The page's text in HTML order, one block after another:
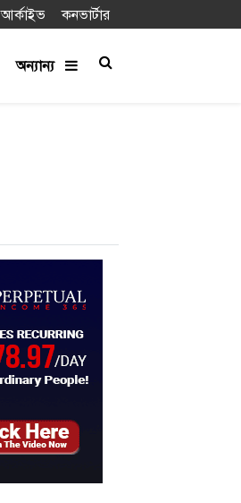
আর্কাইভ কনভার্টার
অন্যান্য